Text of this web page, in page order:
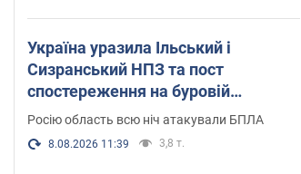
Україна уразила Ільський і
Сизранський НПЗ та пост
спостереження на буровій
установці "Сиваш": Генштаб
розкрив деталі. Фото і відео
Росію область всю ніч атакували БПЛА
8.08.2026 11:39 3,8 т.